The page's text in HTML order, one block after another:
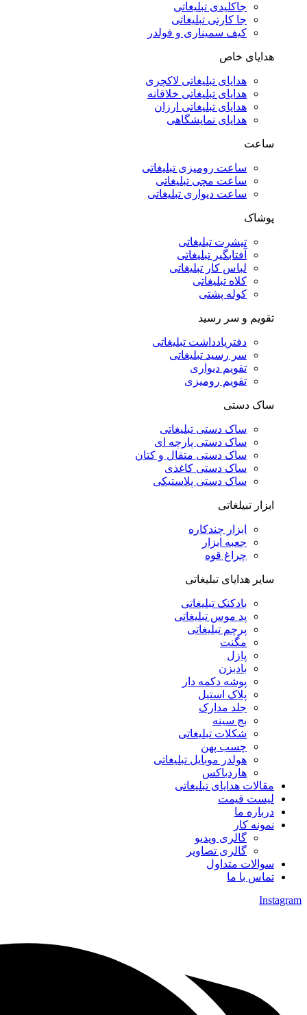
جاکلیدی تبلیغاتی
جا کارتی تبلیغاتی
کیف سمیناری و فولدر
هدایای خاص
هدایای تبلیغاتی لاکچری
هدایای تبلیغاتی خلاقانه
هدایای تبلیغاتی ارزان
هدایای نمایشگاهی
ساعت
ساعت رومیزی تبلیغاتی
ساعت مچی تبلیغاتی
ساعت دیواری تبلیغاتی
پوشاک
تیشرت تبلیغاتی
آفتابگیر تبلیغاتی
لباس کار تبلیغاتی
کلاه تبلیغاتی
کوله پشتی
تقویم و سر رسید
دفتریادداشت تبلیغاتی
سر رسید تبلیغاتی
تقویم دیواری
تقویم رومیزی
ساک دستی
ساک دستی تبلیغاتی
ساک دستی پارچه ای
ساک دستی متقال و کتان
ساک دستی کاغذی
ساک دستی پلاستیکی
ابزار تبیلغاتی
ابزار چندکاره
جعبه ابزار
چراغ قوه
سایر هدایای تبلیغاتی
بادکنک تبلیغاتی
پد موس تبلیغاتی
پرچم تبلیغاتی
مگنت
پازل
بادبزن
پوشه دکمه دار
پلاک استیل
جلد مدارک
بج سینه
شکلات تبلیغاتی
چسب پهن
هولدر موبایل تبلیغاتی
هاردباکس
مقالات هدایای تبلیغاتی
لیست قیمت
درباره ما
نمونه کار
گالری ویدیو
گالری تصاویر
سوالات متداول
تماس با ما
Instagram